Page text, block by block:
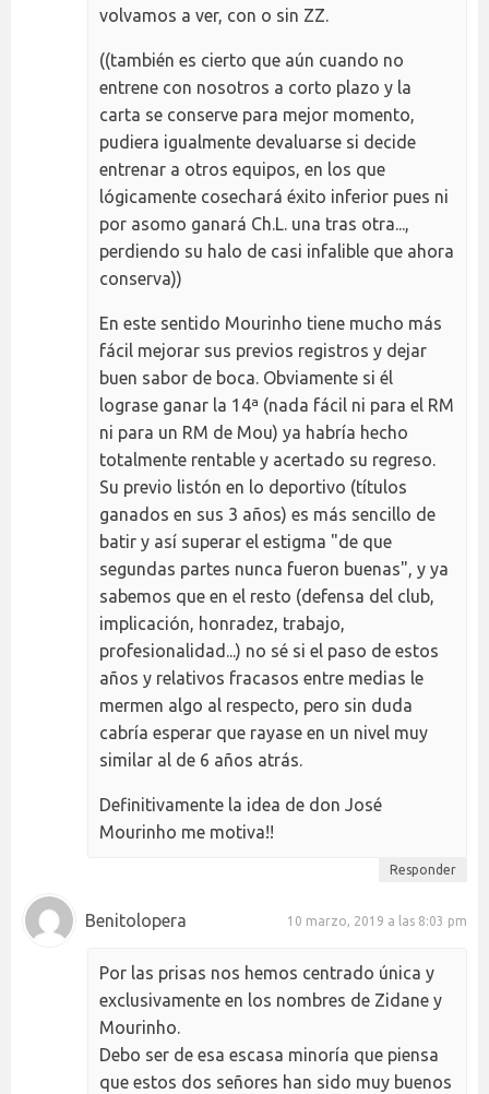
volvamos a ver, con o sin ZZ.
((también es cierto que aún cuando no
entrene con nosotros a corto plazo y la
carta se conserve para mejor momento,
pudiera igualmente devaluarse si decide
entrenar a otros equipos, en los que
lógicamente cosechará éxito inferior pues ni
por asomo ganará Ch.L. una tras otra...,
perdiendo su halo de casi infalible que ahora
conserva))
En este sentido Mourinho tiene mucho más
fácil mejorar sus previos registros y dejar
buen sabor de boca. Obviamente si él
lograse ganar la 14ª (nada fácil ni para el RM
ni para un RM de Mou) ya habría hecho
totalmente rentable y acertado su regreso.
Su previo listón en lo deportivo (títulos
ganados en sus 3 años) es más sencillo de
batir y así superar el estigma "de que
segundas partes nunca fueron buenas", y ya
sabemos que en el resto (defensa del club,
implicación, honradez, trabajo,
profesionalidad...) no sé si el paso de estos
años y relativos fracasos entre medias le
mermen algo al respecto, pero sin duda
cabría esperar que rayase en un nivel muy
similar al de 6 años atrás.
Definitivamente la idea de don José
Mourinho me motiva!!
Responder
Benitolopera 10 marzo, 2019 a las 8:03 pm
Por las prisas nos hemos centrado única y
exclusivamente en los nombres de Zidane y
Mourinho.
Debo ser de esa escasa minoría que piensa
que estos dos señores han sido muy buenos